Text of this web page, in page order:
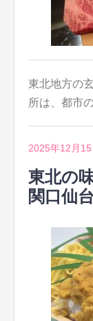
東北地方の
所は、都市
2025年12月15
東北の
関口仙